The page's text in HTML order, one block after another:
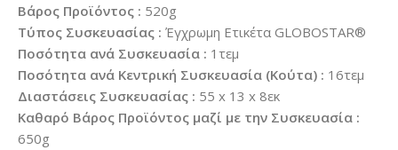
Βάρος Προϊόντος : 520g
Τύπος Συσκευασίας : Έγχρωμη Ετικέτα GLOBOSTAR®
Ποσότητα ανά Συσκευασία : 1τεμ
Ποσότητα ανά Κεντρική Συσκευασία (Κούτα) : 16τεμ
Διαστάσεις Συσκευασίας : 55 x 13 x 8εκ
Καθαρό Βάρος Προϊόντος μαζί με την Συσκευασία :
650g